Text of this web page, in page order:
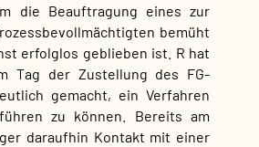
die Beauftragung eines zur
bemüht
erfolglos geblieben ist. R hat
Tag der Zustellung des FG-
gemacht, ein Verfahren
zu können. Bereits am
daraufhin Kontakt mit einer